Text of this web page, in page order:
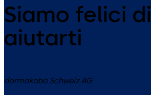
Siamo felici di
aiutarti
dormakaba Schweiz AG